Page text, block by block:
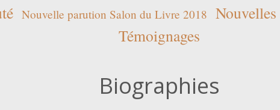
Nouvelle parution Salon du Livre 2018 Nouvelles
Témoignages
Biographies